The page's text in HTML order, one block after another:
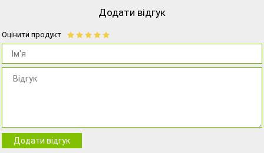
Додати відгук
Оцінити продукт
Додати відгук